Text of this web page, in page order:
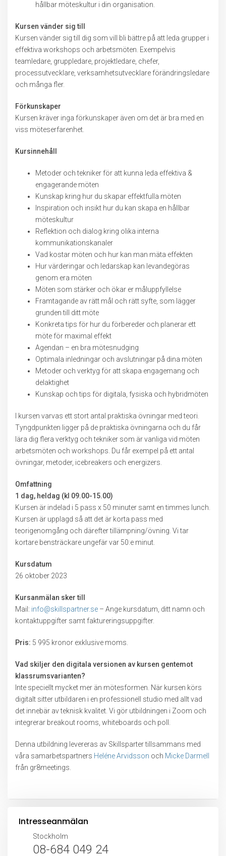
hållbar möteskultur i din organisation.
Kursen vänder sig till
Kursen vänder sig till dig som vill bli bättre på att leda grupper i
effektiva workshops och arbetsmöten. Exempelvis
teamledare, gruppledare, projektledare, chefer,
processutvecklare, verksamhetsutvecklare förändringsledare
och många fler.
Förkunskaper
Kursen kräver inga förkunskaper även om det är bra med en
viss möteserfarenhet.
Kursinnehåll
Metoder och tekniker för att kunna leda effektiva &
engagerande möten
Kunskap kring hur du skapar effektfulla möten
Inspiration och insikt hur du kan skapa en hållbar
möteskultur
Reflektion och dialog kring olika interna
kommunikationskanaler
Vad kostar möten och hur kan man mäta effekten
Hur värderingar och ledarskap kan levandegöras
genom era möten
Möten som stärker och ökar er måluppfyllelse
Framtagande av rätt mål och rätt syfte, som lägger
grunden till ditt möte
Konkreta tips för hur du förbereder och planerar ett
möte för maximal effekt
Agendan – en bra mötesnudging
Optimala inledningar och avslutningar på dina möten
Metoder och verktyg för att skapa engagemang och
delaktighet
Kunskap och tips för digitala, fysiska och hybridmöten
I kursen varvas ett stort antal praktiska övningar med teori.
Tyngdpunkten ligger på de praktiska övningarna och du får
lära dig flera verktyg och tekniker som är vanliga vid möten
arbetsmöten och workshops. Du får exempel på ett antal
övningar, metoder, icebreakers och energizers.
Omfattning
1 dag, heldag (kl 09.00-15.00)
Kursen är indelad i 5 pass x 50 minuter samt en timmes lunch.
Kursen är upplagd så att det är korta pass med
teorigenomgång och därefter tillämpning/övning. Vi tar
kortare bensträckare ungefär var 50:e minut.
Kursdatum
26 oktober 2023
Kursanmälan sker till
Mail: info@skillspartner.se – Ange kursdatum, ditt namn och
kontaktuppgifter samt faktureringsuppgifter.
Pris: 5 995 kronor exklusive moms.
Vad skiljer den digitala versionen av kursen gentemot
klassrumsvarianten?
Inte speciellt mycket mer än mötesformen. När kursen körs
digitalt sitter utbildaren i en professionell studio med allt vad
det innebär av teknisk kvalitet. Vi gör utbildningen i Zoom och
integrerar breakout rooms, whiteboards och poll.
Denna utbildning levereras av Skillsparter tillsammans med
våra samarbetspartners Heléne Arvidsson och Micke Darmell
från gr8meetings.
Intresseanmälan
Stockholm
08-684 049 24